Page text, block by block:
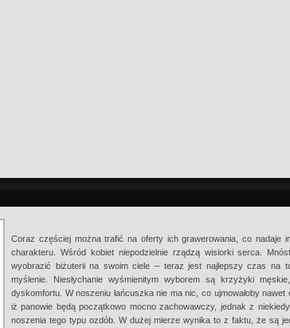
Coraz częściej można trafić na oferty ich grawerowania, co nadaje
charakteru. Wśród kobiet niepodzielnie rządzą wisiorki serca.
wyobrazić biżuterii na swoim ciele – teraz jest najlepszy czas na
myślenie. Niesłychanie wyśmienitym wyborem są krzyżyki
dyskomfortu. W noszeniu łańcuszka nie ma nic, co ujmowałoby nawet
iż panowie będą początkowo mocno zachowawczy, jednak z
noszenia tego typu ozdób. W dużej mierze wynika to z faktu, że są